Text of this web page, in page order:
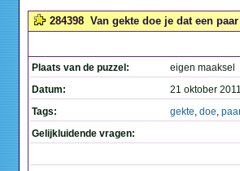
284398 Van gekte doe je dat een paar
Plaats van de puzzel:
eigen maaksel
Datum:
21 oktober
Tags:
gekte, doe, paar
Gelijkluidende vragen: